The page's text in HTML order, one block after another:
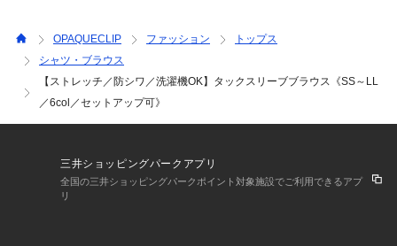
OPAQUECLIP ファッション
トップス
シャツ・ブラウス
【ストレッチ／防シワ／洗濯機OK】タックスリーブブラウス《SS～LL
／6col／セットアップ可》
三井ショッピングパークアプリ
全国の三井ショッピングパークポイント対象施設でご利用できるアプ
リ